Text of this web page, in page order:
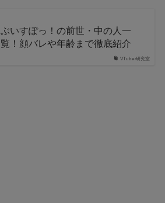
VTuber研究室
ぶいすぽっ！の前世・中の人一
覧！顔バレや年齢まで徹底紹介